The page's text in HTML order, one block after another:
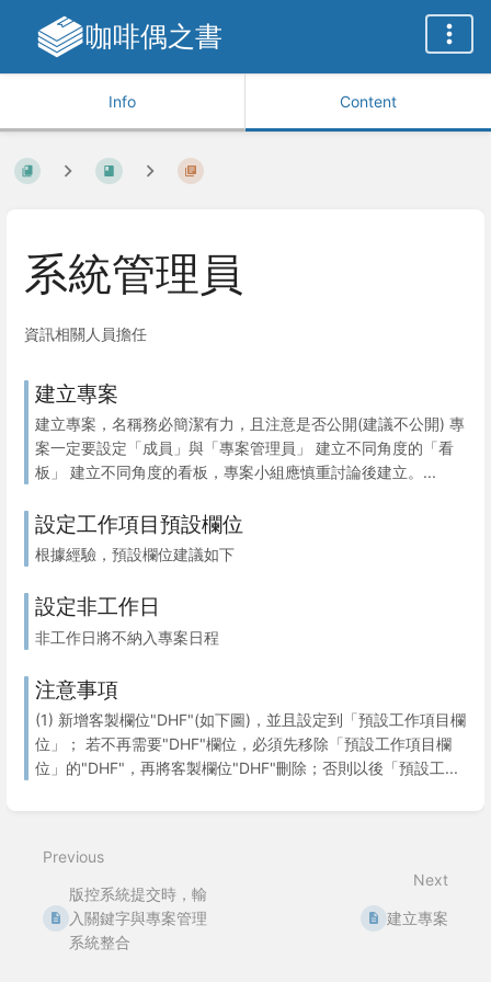
咖啡偶之書
Info Content
系統管理員
資訊相關人員擔任
建立專案
建立專案，名稱務必簡潔有力，且注意是否公開(建議不公開) 專
案一定要設定「成員」與「專案管理員」 建立不同角度的「看
板」 建立不同角度的看板，專案小組應慎重討論後建立。...
設定工作項目預設欄位
根據經驗，預設欄位建議如下
設定非工作日
非工作日將不納入專案日程
注意事項
(1) 新增客製欄位"DHF"(如下圖)，並且設定到「預設工作項目欄
位」； 若不再需要"DHF"欄位，必須先移除「預設工作項目欄
位」的"DHF"，再將客製欄位"DHF"刪除；否則以後「預設工...
Previous
版控系統提交時，輸
入關鍵字與專案管理
系統整合
Next
建立專案